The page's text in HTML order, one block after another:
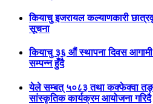
कियाचु इजरायल कल्याणकारी
सूचना
कियाचु ३६ औं स्थापना दिवस
सम्पन्न हुँदै
येले सम्बत् ५०८३ तथा कक्फेक्वा
सांस्कृतिक कार्यक्रम आयोजना गरिदै